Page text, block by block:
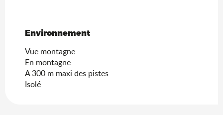
Environnement
Environnement
Vue montagne
En montagne
A 300 m maxi des pistes
Isolé